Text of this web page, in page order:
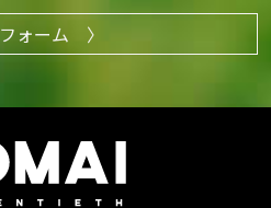
ォーム 〉